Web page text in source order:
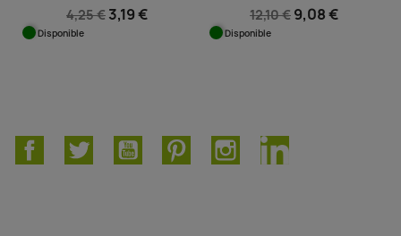
4,25 € 3,19 €
Disponible
12,10 € 9,08 €
Disponible
FacebookTwitter YouTube PinterestInstagramLinkedIn